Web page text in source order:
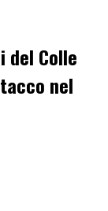
del Colle
nel